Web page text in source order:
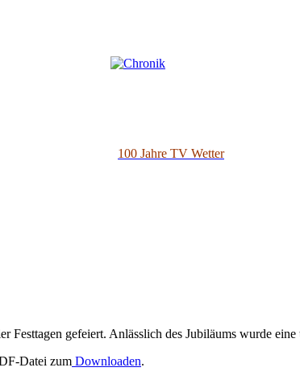
100 Jahre TV Wetter
Festtagen gefeiert. Anlässlich des Jubiläums wurde
Datei zum Downloaden.